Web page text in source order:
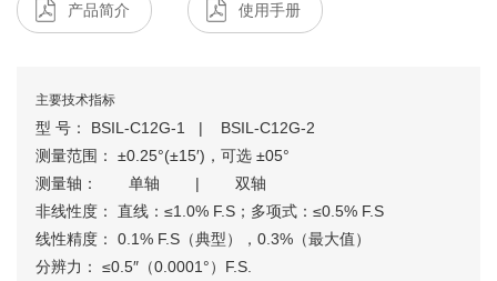
产品简介 使用手册
主要技术指标
型 号： BSIL-C12G-1 | BSIL-C12G-2
测量范围： ±0.25°(±15′)，可选 ±05°
测量轴： 单轴 | 双轴
非线性度： 直线：≤1.0% F.S；多项式：≤0.5% F.S
线性精度： 0.1% F.S（典型），0.3%（最大值）
分辨力： ≤0.5″（0.0001°）F.S.